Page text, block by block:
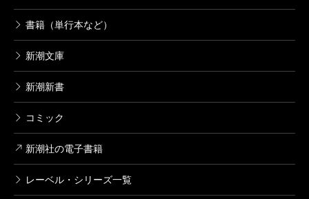
書籍（単行本など）
新潮文庫
新潮新書
コミック
新潮社の電子書籍
レーベル・シリーズ一覧